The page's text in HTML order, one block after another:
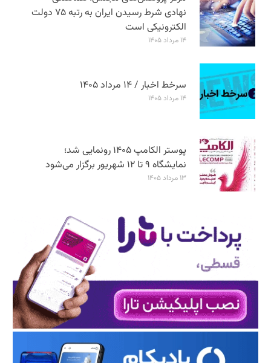
نهادی شرط رسیدن ایران به رتبه ۷۵ دولت
الکترونیکی است
۱۴ مرداد ۱۴۰۵
سرخط اخبار / ۱۴ مرداد ۱۴۰۵
۱۴ مرداد ۱۴۰۵
پوستر الکامپ ۱۴۰۵ رونمایی شد؛
نمایشگاه ۹ تا ۱۲ شهریور برگزار می‌شود
۱۳ مرداد ۱۴۰۵